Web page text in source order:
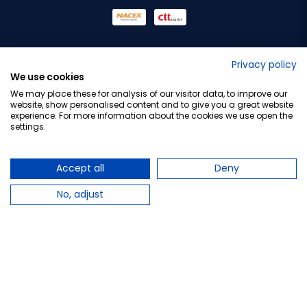
Privacy policy
We use cookies
We may place these for analysis of our visitor data, to improve our
website, show personalised content and to give you a great website
experience. For more information about the cookies we use open the
settings.
Accept all
Deny
No, adjust